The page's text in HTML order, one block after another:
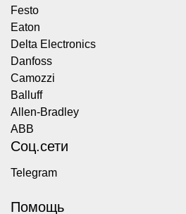
Festo
Eaton
Delta Electronics
Danfoss
Camozzi
Balluff
Allen-Bradley
ABB
Соц.сети
Telegram
Помощь